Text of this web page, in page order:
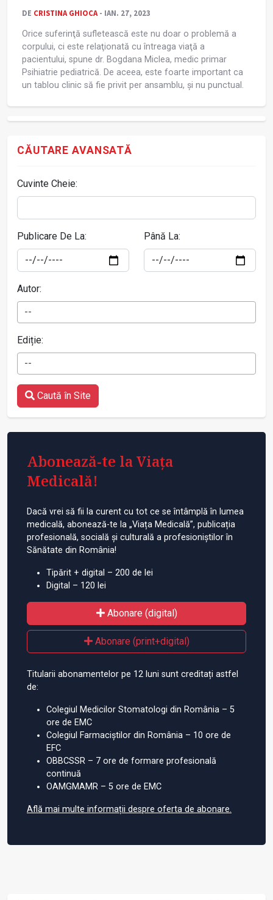
DE CRISTINA GHIOCA- IAN. 27, 2023
Orice suferinţă sufletească este nu doar o problemă a
corpului, ci este relaţionată cu întreaga viaţă a
pacientului, spune dr. Bogdana Miclea, medic primar
Psihiatrie pediatrică. De aceea, este foarte important ca
un tablou clinic să fie privit per ansamblu, și nu punctual.
CĂUTARE AVANSATĂ
Cuvinte Cheie:
Publicare De La: Până La:
Autor:
--
Ediție:
--
Caută în Site
Abonează-te la Viața
Medicală!
Dacă vrei să fii la curent cu tot ce se întâmplă în lumea
medicală, abonează-te la „Viața Medicală”, publicația
profesională, socială și culturală a profesioniștilor în
Sănătate din România!
Tipărit + digital – 200 de lei
Digital – 120 lei
Abonare (digital)
Abonare (print+digital)
Titularii abonamentelor pe 12 luni sunt creditați astfel
de:
Colegiul Medicilor Stomatologi din România – 5
ore de EMC
Colegiul Farmaciștilor din România – 10 ore de
EFC
OBBCSSR – 7 ore de formare profesională
continuă
OAMGMAMR – 5 ore de EMC
Află mai multe informații despre oferta de abonare.